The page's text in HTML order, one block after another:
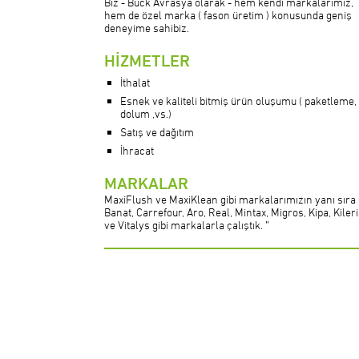
hem de özel marka ( fason üretim ) konusunda geniş
deneyime sahibiz.
HİZMETLER
İthalat
Esnek ve kaliteli bitmiş ürün oluşumu ( paketleme,
dolum ,vs.)
Satış ve dağıtım
İhracat
MARKALAR
MaxiFlush ve MaxiKlean gibi markalarımızın yanı sıra
Banat, Carrefour, Aro, Real, Mintax, Migros, Kipa,
ve Vitalys gibi markalarla çalıştık. ”